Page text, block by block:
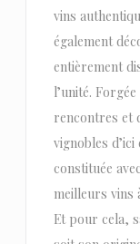
vins
également
entièrement
l’unité.
rencontres et
vignobles
constituée
meilleurs vins
Et pour cela,